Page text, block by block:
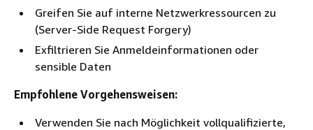
Greifen Sie auf interne Netzwerkressourcen zu
(Server-Side Request Forgery)
Exfiltrieren Sie Anmeldeinformationen oder
sensible Daten
Empfohlene Vorgehensweisen:
Verwenden Sie nach Möglichkeit vollqualifizierte,